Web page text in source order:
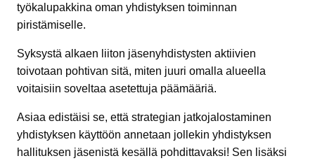
työkalupakkina oman yhdistyksen toiminnan
piristämiselle.
Syksystä alkaen liiton jäsenyhdistysten aktiivien
toivotaan pohtivan sitä, miten juuri omalla alueella
voitaisiin soveltaa asetettuja päämääriä.
Asiaa edistäisi se, että strategian jatkojalostaminen
yhdistyksen käyttöön annetaan jollekin yhdistyksen
hallituksen jäsenistä kesällä pohdittavaksi! Sen lisäksi